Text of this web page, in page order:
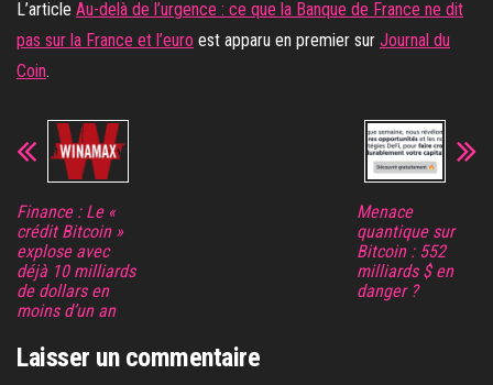
L’article Au-delà de l’urgence : ce que la Banque de France ne dit
pas sur la France et l’euro est apparu en premier sur Journal du
Coin.
Finance : Le «
crédit Bitcoin »
explose avec
déjà 10 milliards
de dollars en
moins d’un an
Menace
quantique sur
Bitcoin : 552
milliards $ en
danger ?
Laisser un commentaire